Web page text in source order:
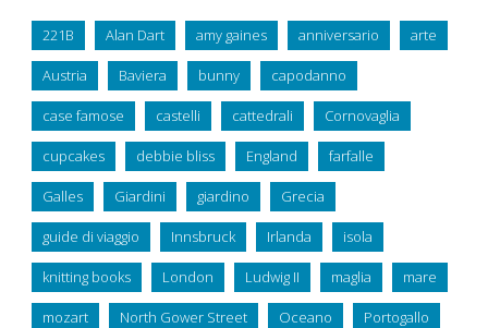
221B Alan Dart amy gaines anniversario arte
Austria Baviera bunny capodanno
case famose castelli cattedrali Cornovaglia
cupcakes debbie bliss England farfalle
Galles Giardini giardino Grecia
guide di viaggio Innsbruck Irlanda isola
knitting books London Ludwig II maglia mare
mozart North Gower Street Oceano Portogallo